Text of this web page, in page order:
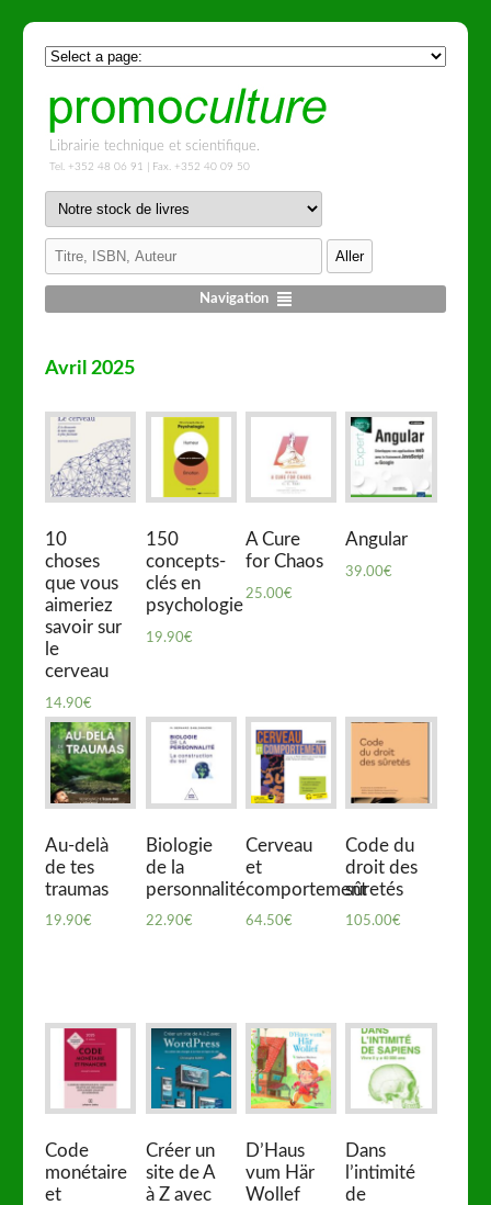
Librairie technique et scientifique.
Tel. +352 48 06 91 | Fax. +352 40 09 50
Navigation
Avril 2025
10
choses
que vous
aimeriez
savoir sur
le
cerveau
14.90€
150
concepts-
clés en
psychologie
19.90€
A Cure
for Chaos
25.00€
Angular
39.00€
Au-delà
de tes
traumas
19.90€
Biologie
de la
personnalité
22.90€
Cerveau
et
comportement
64.50€
Code du
droit des
sûretés
105.00€
Code
monétaire
et
Créer un
site de A
à Z avec
D’Haus
vum Här
Wollef
Dans
l’intimité
de